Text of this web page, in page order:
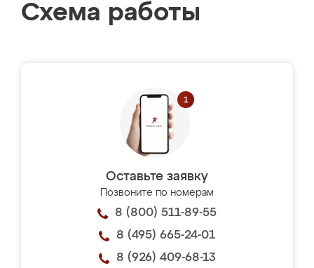
Схема работы
Оставьте заявку
Позвоните по номерам
8 (800) 511-89-55
8 (495) 665-24-01
8 (926) 409-68-13